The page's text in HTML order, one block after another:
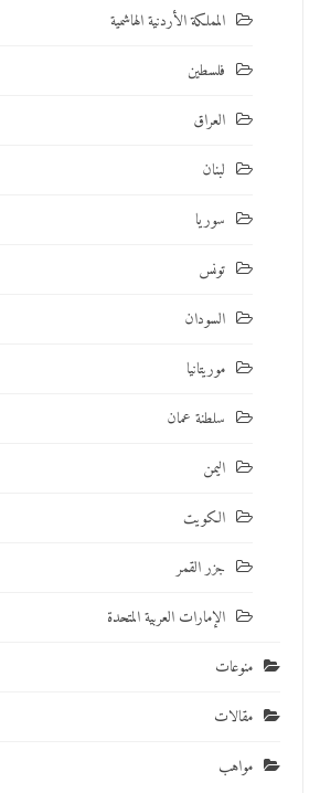
المملكة الأردنية الهاشمية
فلسطين
العراق
لبنان
سوريا
تونس
السودان
موريتانيا
سلطنة عمان
اليمن
الكويت
جزر القمر
الإمارات العربية المتحدة
منوعات
مقالات
مواهب